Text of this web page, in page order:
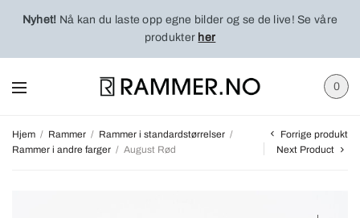
Nyhet! Nå kan du laste opp egne bilder og se de live! Se våre
produkter her
0
Hjem / Rammer / Rammer i standardstørrelser /
Rammer i andre farger / August Rød
Forrige produkt
Next Product